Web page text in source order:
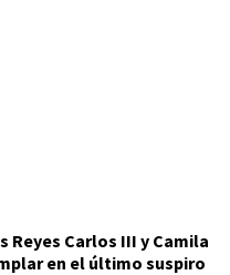
Reyes Carlos III y Camila
en el último suspiro